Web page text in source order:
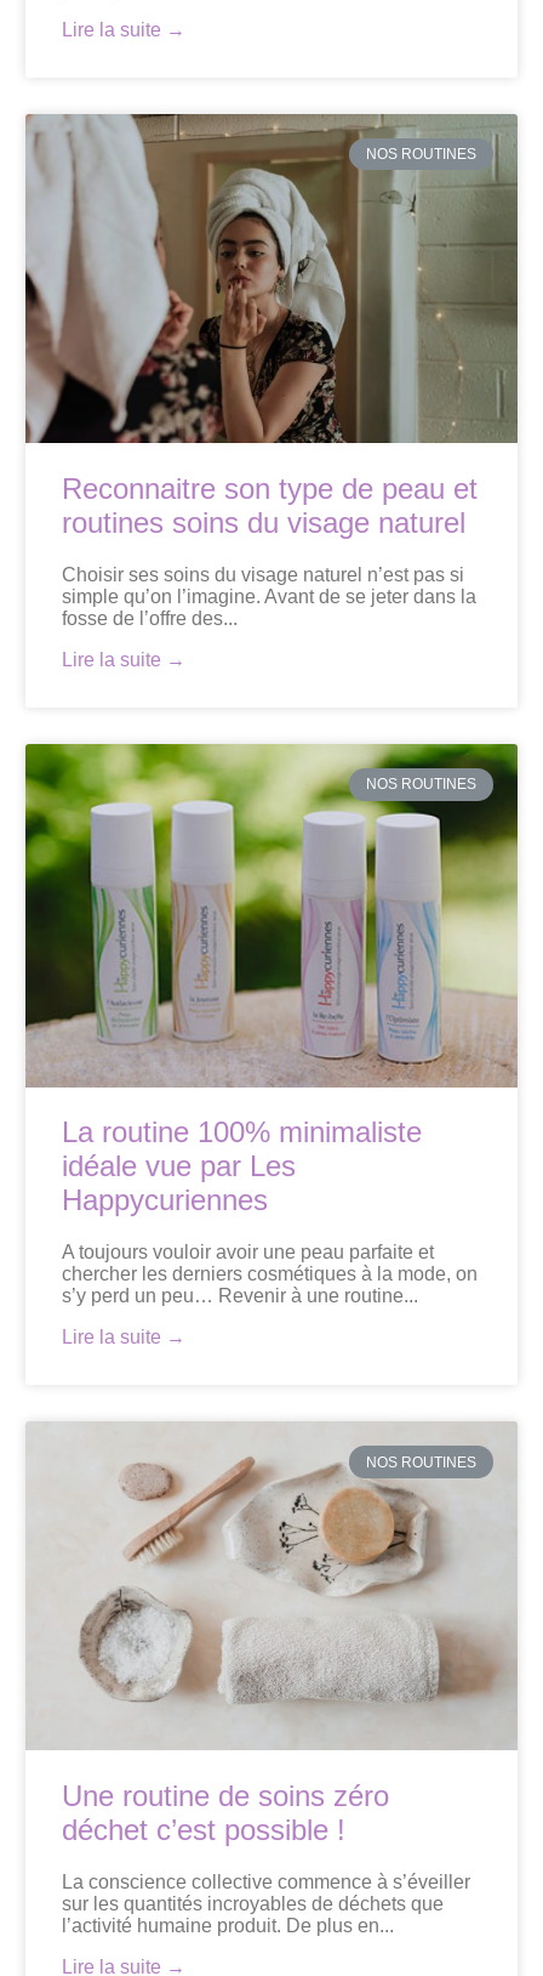
Lire la suite →
Reconnaitre son type de peau et
routines soins du visage naturel
Choisir ses soins du visage naturel n’est pas si
simple qu’on l’imagine. Avant de se jeter dans la
fosse de l’offre des...
NOS ROUTINES
Lire la suite →
La routine 100% minimaliste
idéale vue par Les
Happycuriennes
A toujours vouloir avoir une peau parfaite et
chercher les derniers cosmétiques à la mode, on
s’y perd un peu… Revenir à une routine...
NOS ROUTINES
Lire la suite →
Une routine de soins zéro
déchet c’est possible !
La conscience collective commence à s’éveiller
sur les quantités incroyables de déchets que
l’activité humaine produit. De plus en...
NOS ROUTINES
Lire la suite →